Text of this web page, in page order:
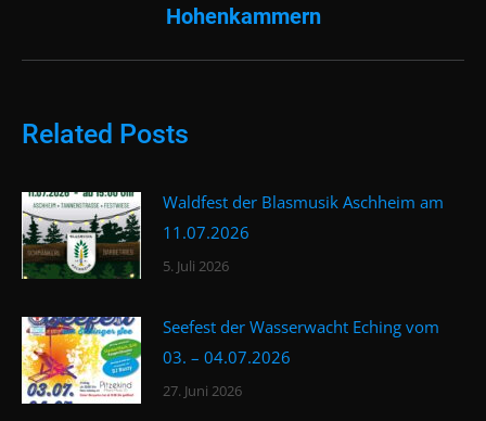
Beitrag:
Hohenkammern
Related Posts
Waldfest der Blasmusik Aschheim am
11.07.2026
5. Juli 2026
Seefest der Wasserwacht Eching vom
03. – 04.07.2026
27. Juni 2026